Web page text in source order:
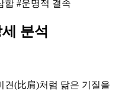
합 #운명적 결속
분석
견(比肩)처럼 닮은 기질을